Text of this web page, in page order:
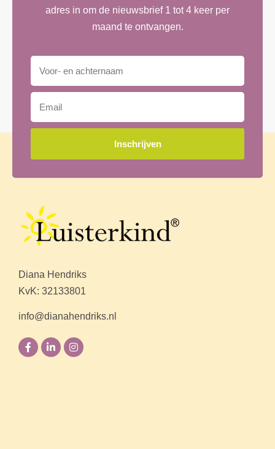
adres in om de nieuwsbrief 1 tot 4 keer per
maand te ontvangen.
Inschrijven
Diana Hendriks
KvK: 32133801
info@dianahendriks.nl